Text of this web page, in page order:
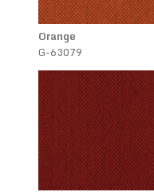
Orange
G-63079